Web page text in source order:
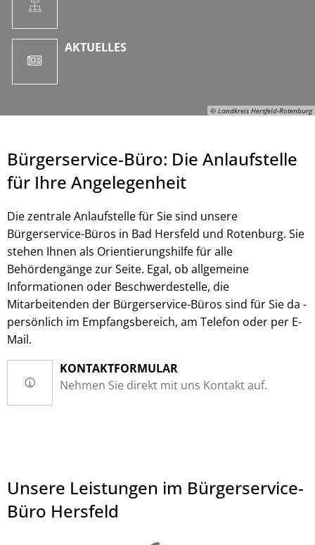
© Landkreis Hersfeld-Rotenburg
© Landkreis Hersfeld-Rotenburg
AKTUELLES
Bürgerservice-Büro: Die Anlaufstelle
für Ihre Angelegenheit
Die zentrale Anlaufstelle für Sie sind unsere
Bürgerservice-Büros in Bad Hersfeld und Rotenburg. Sie
stehen Ihnen als Orientierungshilfe für alle
Behördengänge zur Seite. Egal, ob allgemeine
Informationen oder Beschwerdestelle, die
Mitarbeitenden der Bürgerservice-Büros sind für Sie da -
persönlich im Empfangsbereich, am Telefon oder per E-
Mail.
KONTAKTFORMULAR
Nehmen Sie direkt mit uns Kontakt auf.
Unsere Leistungen im Bürgerservice-
Büro Hersfeld